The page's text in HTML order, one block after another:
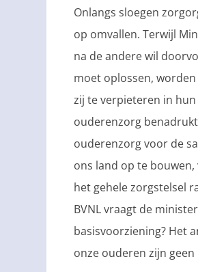
Onlangs sloegen
op omvallen. Terwijl
na de andere wil
moet oplossen,
zij te verpieteren in
ouderenzorg
ouderenzorg voor de
ons land op te
het gehele zorgstelsel
BVNL vraagt de
basisvoorziening? Het
onze ouderen zijn geen